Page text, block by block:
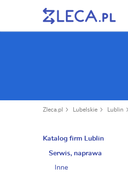
Zleca.pl Lubelskie Lublin
Katalog firm Lublin
Serwis, naprawa
Inne